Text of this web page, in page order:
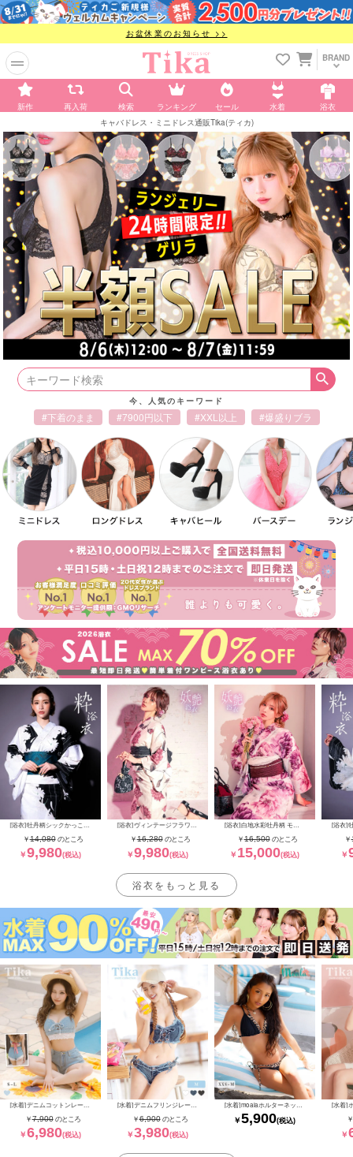
お盆休業のお知らせ >>
BRAND
新作 再入荷 検索 ランキング セール 水着 浴衣
キャバドレス・ミニドレス通販Tika(ティカ)
今、人気のキーワード
#下着のまま #7900円以下 #XXL以上 #爆盛りブラ
[浴衣]牡丹柄シックかっこいい
14,080
9,980
[浴衣]ヴィンテージフラワー大人っぽい妖艶 モデル：ゆんころ 身長163cm
16,280
9,980
[浴衣]白地水彩牡丹柄 モデル：ゆんころ 身長163cm
16,500
15,000
浴衣をもっと見る
[水着]デニムコットンレースタンキニ モデル：せいせい 身長166cm
7,900
6,980
[水着]デニムフリンジレースアップ
6,900
3,980
[水着]moalaホルターネック海外
5,900